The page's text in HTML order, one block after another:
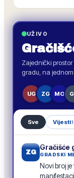
UŽIVO
Zajednički
gradu, na jednom
UG ZG MO
Sve Vijesti1
ZG
Gračišće
GRADSKI
Novi broj